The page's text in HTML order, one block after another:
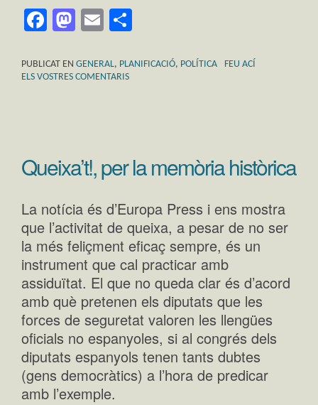
Facebook
Mastodon
Email
PUBLICAT EN GENERAL, PLANIFICACIÓ, POLÍTICA
FEU ACÍ
ELS VOSTRES COMENTARIS
Queixa’t!, per la memòria històrica
La notícia és d’Europa Press i ens mostra
que l’activitat de queixa, a pesar de no ser
la més feliçment eficaç sempre, és un
instrument que cal practicar amb
assiduïtat. El que no queda clar és d’acord
amb què pretenen els diputats que les
forces de seguretat valoren les llengües
oficials no espanyoles, si al congrés dels
diputats espanyols tenen tants dubtes
(gens democràtics) a l’hora de predicar
amb l’exemple.